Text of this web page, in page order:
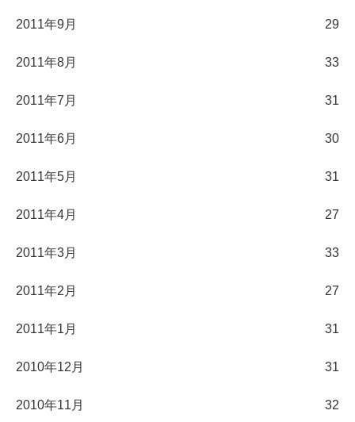
2011年9月 29
2011年8月 33
2011年7月 31
2011年6月 30
2011年5月 31
2011年4月 27
2011年3月 33
2011年2月 27
2011年1月 31
2010年12月 31
2010年11月 32